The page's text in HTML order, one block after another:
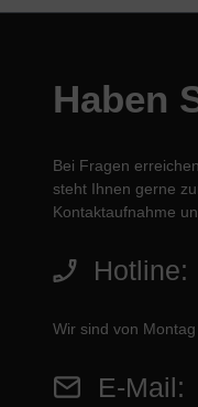
Haben
Bei Fragen
steht Ihnen gerne
Kontaktaufnahme
Hotline:
Wir sind von
E-Mail: